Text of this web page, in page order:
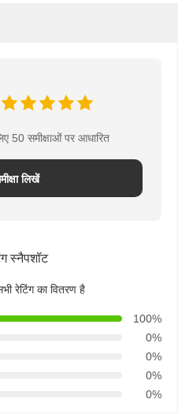
50 समीक्षाओं पर आधारित
लिखें
स्नैपशॉट
रेटिंग का वितरण है
100%
0%
0%
0%
0%